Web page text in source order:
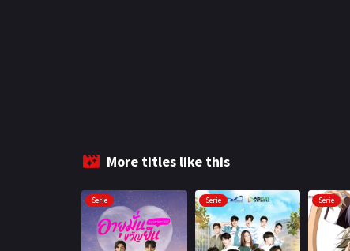
More titles like this
Serie Serie Serie